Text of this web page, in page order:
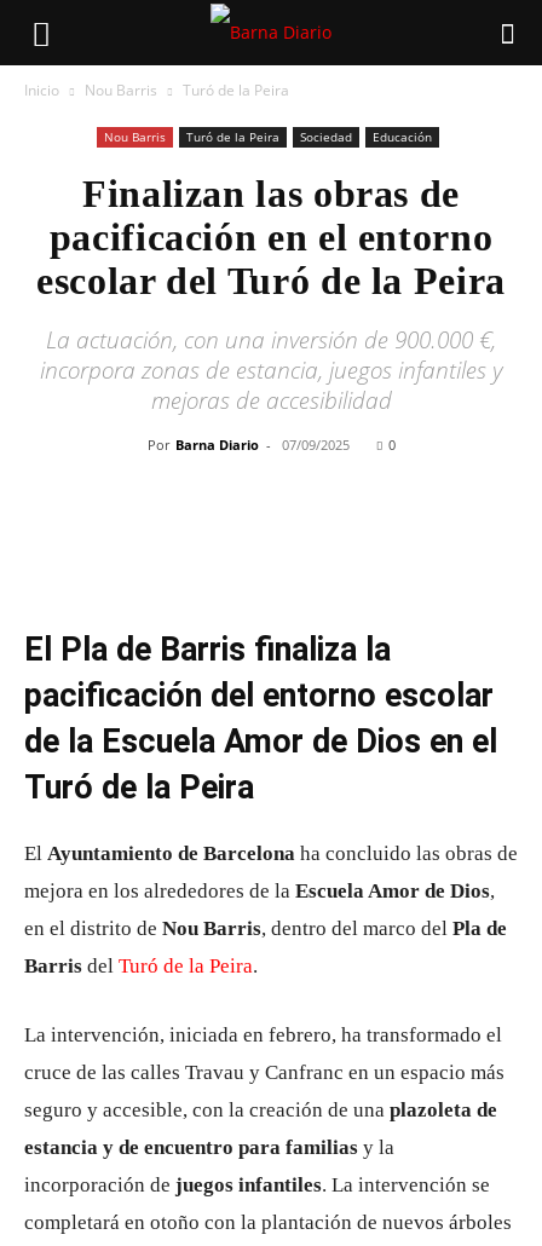
Inicio Nou Barris Turó de la Peira
Nou Barris Turó de la Peira Sociedad Educación
Finalizan las obras de
pacificación en el entorno
escolar del Turó de la Peira
La actuación, con una inversión de 900.000 €,
incorpora zonas de estancia, juegos infantiles y
mejoras de accesibilidad
Por Barna Diario - 07/09/2025 0
El Pla de Barris finaliza la
pacificación del entorno escolar
de la Escuela Amor de Dios en el
Turó de la Peira
El Ayuntamiento de Barcelona ha concluido las obras de
mejora en los alrededores de la Escuela Amor de Dios,
en el distrito de Nou Barris, dentro del marco del Pla de
Barris del Turó de la Peira.
La intervención, iniciada en febrero, ha transformado el
cruce de las calles Travau y Canfranc en un espacio más
seguro y accesible, con la creación de una plazoleta de
estancia y de encuentro para familias y la
incorporación de juegos infantiles. La intervención se
completará en otoño con la plantación de nuevos árboles